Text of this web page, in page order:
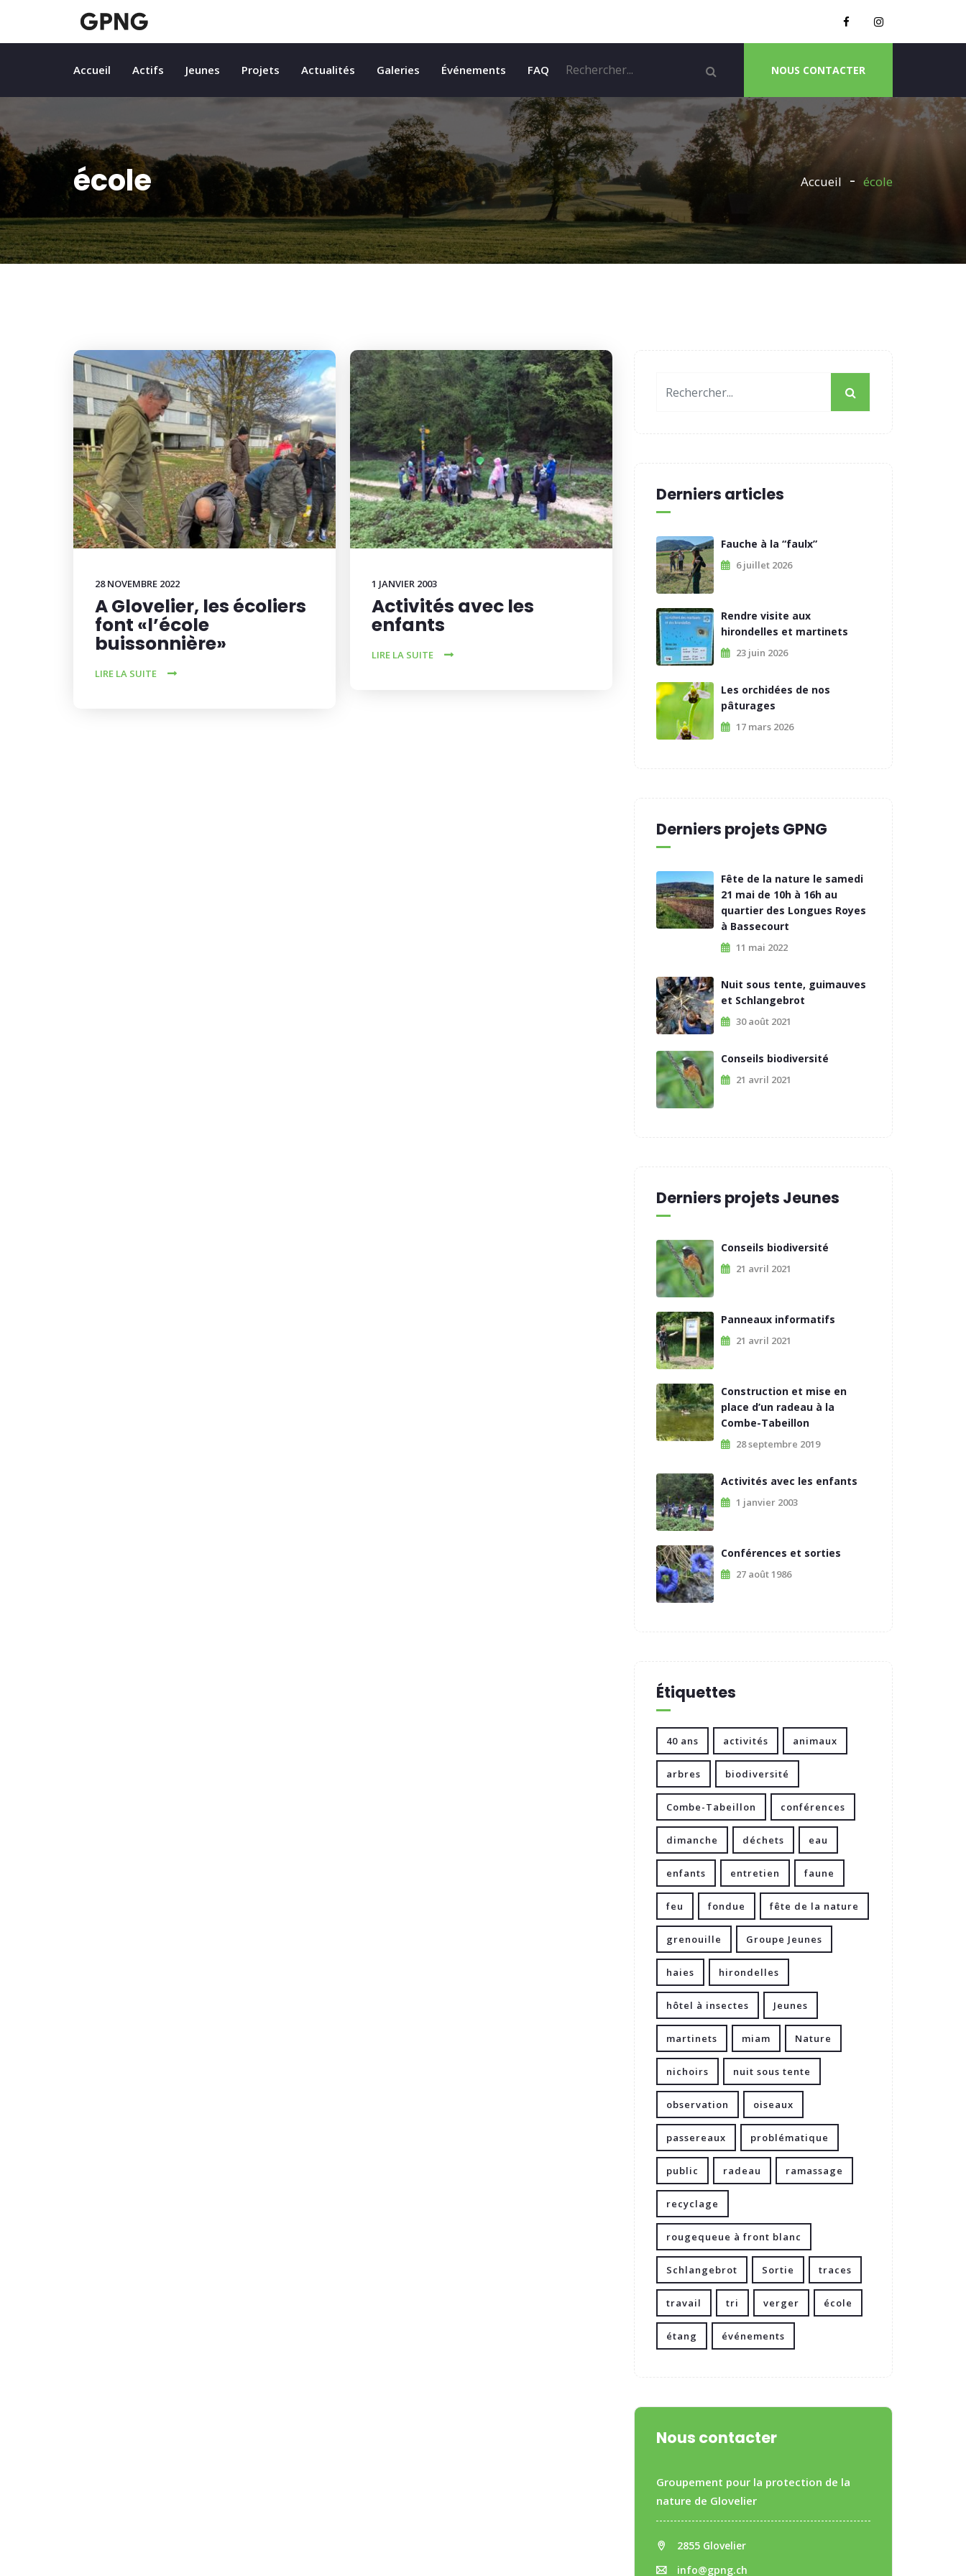
Accueil Actifs Jeunes Projets Actualités Galeries Événements FAQ NOUS CONTACTER
école Accueil école
28 NOVEMBRE 2022
A Glovelier, les écoliers
font «l’école
buissonnière»
LIRE LA SUITE
1 JANVIER 2003
Activités avec les
enfants
LIRE LA SUITE
Derniers articles
Fauche à la “faulx”
6 juillet 2026
Rendre visite aux
hirondelles et martinets
23 juin 2026
Les orchidées de nos
pâturages
17 mars 2026
Derniers projets GPNG
Fête de la nature le samedi
21 mai de 10h à 16h au
quartier des Longues Royes
à Bassecourt
11 mai 2022
Nuit sous tente, guimauves
et Schlangebrot
30 août 2021
Conseils biodiversité
21 avril 2021
Derniers projets Jeunes
Conseils biodiversité
21 avril 2021
Panneaux informatifs
21 avril 2021
Construction et mise en
place d’un radeau à la
Combe-Tabeillon
28 septembre 2019
Activités avec les enfants
1 janvier 2003
Conférences et sorties
27 août 1986
Étiquettes
40 ans activités animaux
arbres biodiversité
Combe-Tabeillon conférences
dimanche déchets eau
enfants entretien faune
feu fondue fête de la nature
grenouille Groupe Jeunes
haies hirondelles
hôtel à insectes Jeunes
martinets miam Nature
nichoirs nuit sous tente
observation oiseaux
passereaux problématique
public radeau ramassage
recyclage
rougequeue à front blanc
Schlangebrot Sortie traces
travail tri verger école
étang événements
Nous contacter
Groupement pour la protection de la
nature de Glovelier
2855 Glovelier
info@gpng.ch